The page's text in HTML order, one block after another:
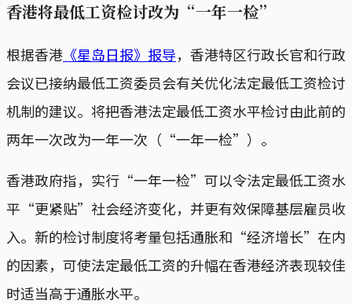
香港将最低工资检讨改为“一年一检”
根据香港 《星岛日报》报导，香港特区行政长官和行政
会议已接纳最低工资委员会有关优化法定最低工资检讨
机制的建议。将把香港法定最低工资水平检讨由此前的
两年一次改为一年一次（“一年一检”）。
香港政府指，实行“一年一检”可以令法定最低工资水
平“更紧贴”社会经济变化，并更有效保障基层雇员收
入。新的检讨制度将考量包括通胀和“经济增长”在内
的因素，可使法定最低工资的升幅在香港经济表现较佳
时适当高于通胀水平。